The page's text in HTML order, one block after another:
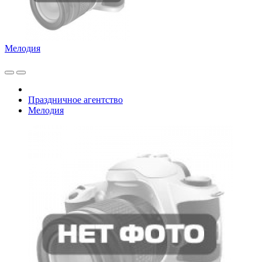
Мелодия
Праздничное агентство
Мелодия